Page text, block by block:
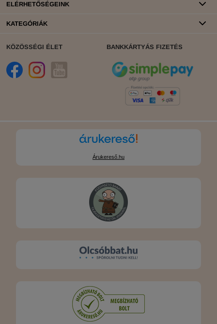
ELÉRHETŐSÉGEINK
KATEGÓRIÁK
KÖZÖSSÉGI ÉLET BANKKÁRTYÁS FIZETÉS
Árukereső.hu